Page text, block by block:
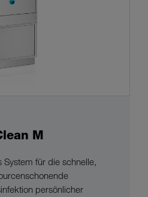
M
System für die schnelle,
persönlicher